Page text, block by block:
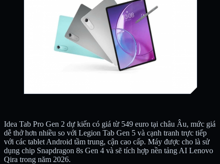
Idea Tab Pro Gen 2 dự kiến có giá từ 549 euro tại châu Âu, mức giá
dễ thở hơn nhiều so với Legion Tab Gen 5 và cạnh tranh trực tiếp
với các tablet Android tầm trung, cận cao cấp. Máy được cho là sử
dụng chip Snapdragon 8s Gen 4 và sẽ tích hợp nền tảng AI Lenovo
Qira trong năm 2026.